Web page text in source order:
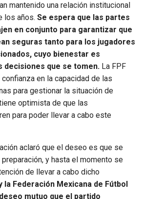
mantenido una relación institucional
los años. Se espera que las partes
en conjunto para garantizar que
seguras tanto para los jugadores
cuyo bienestar es
decisiones que se tomen. La FPF
en la capacidad de las
para gestionar la situación de
optimista de que las
para poder llevar a cabo este
aclaró que el deseo es que se
y hasta el momento se
de llevar a cabo dicho
la Federación Mexicana de Fútbol
mutuo que el partido